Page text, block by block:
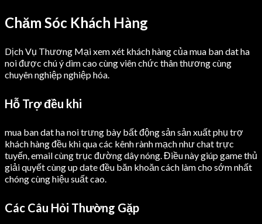
Chăm Sóc Khách Hàng
Dịch Vụ Thương Mại xem xét khách hàng của mua ban dat ha
noi được chú ý dìm cao cùng viên chức thân thương cùng
chuyên nghiệp nghiệp hóa.
Hỗ Trợ đều khi
mua ban dat ha noi trưng bày bất động sản sản xuất phụ trợ
khách hàng đều khi qua các kênh rành mạch như chat trực
tuyến, email cùng trục đường dây nóng. Điều này giúp game thủ
giải quyết cùng up date đều băn khoăn cách làm cho sớm nhất
chóng cùng hiệu suất cao.
Các Câu Hỏi Thường Gặp